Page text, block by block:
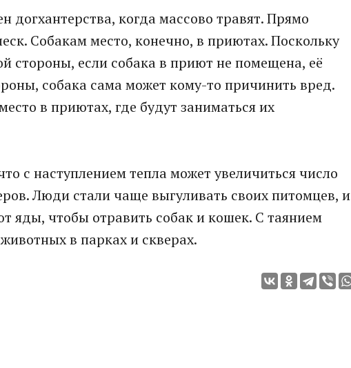
догхантерства, когда массово травят. Прямо
Собакам место, конечно, в приютах. Поскольку
стороны, если собака в приют не помещена, её
собака сама может кому-то причинить вред.
в приютах, где будут заниматься их
с наступлением тепла может увеличиться число
Люди стали чаще выгуливать своих питомцев, и
яды, чтобы отравить собак и кошек. С таянием
в парках и скверах.